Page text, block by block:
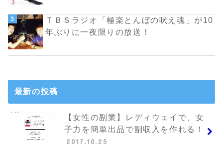
ＴＢＳラジオ「極楽とんぼの吠え魂」が10
年ぶりに一夜限りの放送！
最新の投稿
【女性の副業】レディウェイで、女
子力を簡単出品で副収入を作れる！
2017.10.25